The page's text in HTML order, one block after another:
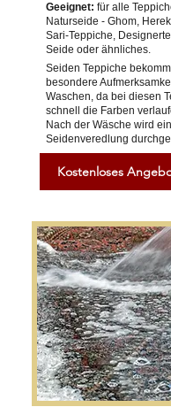
Geeignet: für alle
Naturseide - Ghom,
Sari-Teppiche,
Seide oder ähnliches.
Seiden Teppiche
besondere
Waschen, da bei diesen
schnell die Farben
Nach der Wäsche wird
Seidenveredlung
Kostenloses